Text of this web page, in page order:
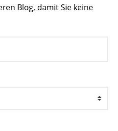
Blog, damit Sie keine